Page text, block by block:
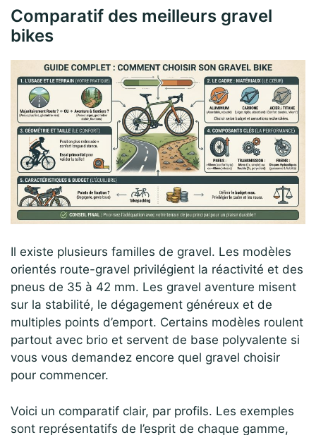
Comparatif des meilleurs gravel
bikes
Il existe plusieurs familles de gravel. Les modèles
orientés route-gravel privilégient la réactivité et des
pneus de 35 à 42 mm. Les gravel aventure misent
sur la stabilité, le dégagement généreux et de
multiples points d’emport. Certains modèles roulent
partout avec brio et servent de base polyvalente si
vous vous demandez encore quel gravel choisir
pour commencer.
Voici un comparatif clair, par profils. Les exemples
sont représentatifs de l’esprit de chaque gamme,